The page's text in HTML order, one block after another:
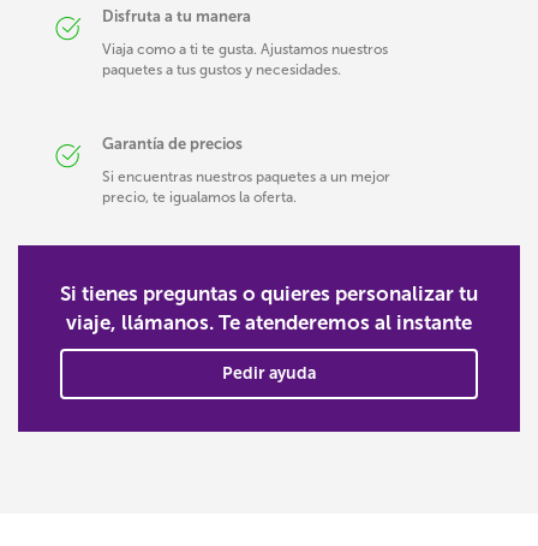
Disfruta a tu manera
Viaja como a ti te gusta. Ajustamos nuestros
paquetes a tus gustos y necesidades.
Garantía de precios
Si encuentras nuestros paquetes a un mejor
precio, te igualamos la oferta.
Si tienes preguntas o quieres personalizar tu
viaje, llámanos. Te atenderemos al instante
Pedir ayuda